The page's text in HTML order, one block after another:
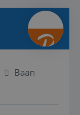
Baan